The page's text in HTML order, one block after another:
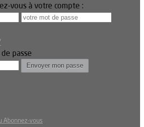
vous à votre compte :
passe
Abonnez-vous